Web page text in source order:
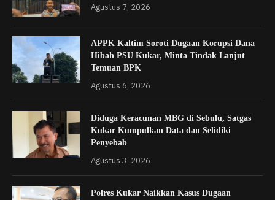
Agustus 7, 2026
APPK Kaltim Soroti Dugaan Korupsi Dana
Hibah PSU Kukar, Minta Tindak Lanjut
Temuan BPK
Agustus 6, 2026
Diduga Keracunan MBG di Sebulu, Satgas
Kukar Kumpulkan Data dan Selidiki
Penyebab
Agustus 3, 2026
Polres Kukar Naikkan Kasus Dugaan